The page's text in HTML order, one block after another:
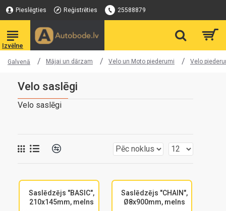
Pieslēgties Reģistrēties 25588879
Galvenā Mājai un dārzam Velo un Moto piederumi Velo
Velo saslēgi
Velo saslēgi
Saslēdzējs "BASIC",
210x145mm, melns
Saslēdzējs "CHAIN",
Ø8x900mm, melns